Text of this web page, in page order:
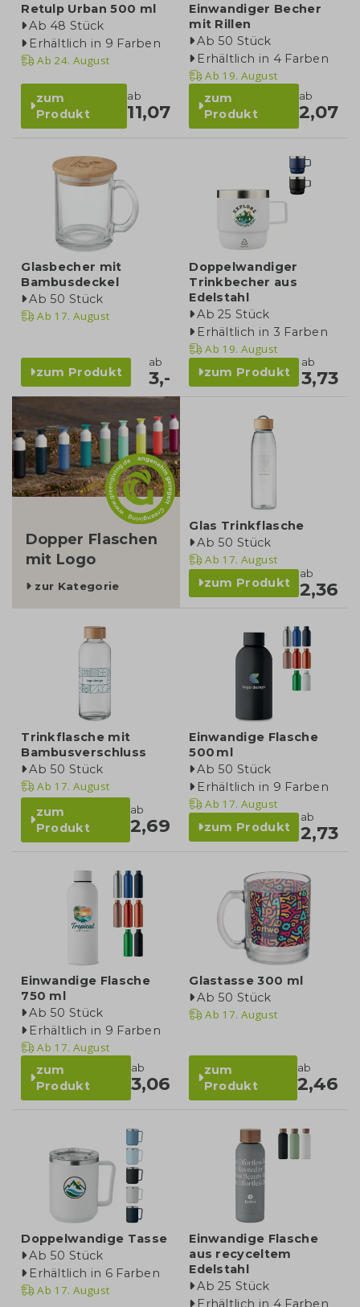
Retulp Urban 500 ml
Ab 48 Stück
Erhältlich in 9 Farben
Ab 24. August
zum
Produkt
ab
11,07
Einwandiger Becher
mit Rillen
Ab 50 Stück
Erhältlich in 4 Farben
Ab 19. August
zum
Produkt
ab
2,07
Glasbecher mit
Bambusdeckel
Ab 50 Stück
Ab 17. August
zum Produkt
ab
3,-
Doppelwandiger
Trinkbecher aus
Edelstahl
Ab 25 Stück
Erhältlich in 3 Farben
Ab 19. August
zum Produkt
ab
3,73
kategorie
Dopper Flaschen
mit Logo
zur Kategorie
Glas Trinkflasche
Ab 50 Stück
Ab 17. August
zum Produkt
ab
2,36
Trinkflasche mit
Bambusverschluss
Ab 50 Stück
Ab 17. August
zum
Produkt
ab
2,69
Einwandige Flasche
500 ml
Ab 50 Stück
Erhältlich in 9 Farben
Ab 17. August
zum Produkt
ab
2,73
Einwandige Flasche
750 ml
Ab 50 Stück
Erhältlich in 9 Farben
Ab 17. August
zum
Produkt
ab
3,06
Glastasse 300 ml
Ab 50 Stück
Ab 17. August
zum
Produkt
ab
2,46
Doppelwandige Tasse
Ab 50 Stück
Erhältlich in 6 Farben
Ab 17. August
Einwandige Flasche
aus recyceltem
Edelstahl
Ab 25 Stück
Erhältlich in 4 Farben